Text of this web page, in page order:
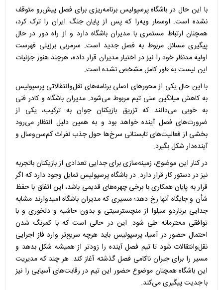
با این حال در باشگاه پرسپولیس برنامه‌ریزی برای فصل پیش‌رو متوقف
نشده است. اوسمار ویه‌را که پس از پایان جنگ ایران را ترک کرد،
همچنان ارتباط مستمری با مدیران باشگاه دارد و از راه دور در حال
پیگیری مسائل مربوط به فصل جدید است. سرمربی برزیلی فهرست
اولیه مدنظر خود را نیز در اختیار مدیران قرار داده، هرچند هنوز جزئیات
این لیست به طور کامل مشخص نشده است.
با این حال یکی از محور‌های اصلی برنامه‌های نقل‌وانتقالاتی پرسپولیس
به کاهش میانگین سنی تیم مربوط می‌شود. مدیران باشگاه و کادر فنی
به خوبی می‌دانند که تزریق بازیکنان جوان به ترکیب، یکی از
ضرورت‌های فصل آینده خواهد بود و به همین دلیل انتظار می‌رود
بخشی از فعالیت‌های تابستانی سرخ‌ها حول جذب نفرات کم‌سن‌وسال و
آینده‌دار شکل بگیرد.
در کنار این موضوع، زمینه‌سازی برای جدایی تعدادی از بازیکنان باتجربه
نیز در دستور کار قرار دارد. در باشگاه پرسپولیس تمایل وجود دارد که اگر
قرار به پایان همکاری با برخی چهره‌های قدیمی باشد، این اتفاق با حفظ
شأن و جایگاه آنها رخ دهد؛ مسیری که مدیران باشگاه امیدوارند مشابه
جدایی برناردو سیلوا از منچسترسیتی و بدون حاشیه و دلخوری و با
توافقی محترمانه طی شود. این در حالی است که با کمرنگ شدن
احتمال حضور در آسیا، پرسپولیس باید هرچه سریع‌تر وارد فاز اجرایی
نقل‌وانتقالات شود تا تیم فصل آینده را زودتر از همیشه شکل بدهد و
مسیر را برای جبران ناکامی فصل گذشته آغاز کند. هر چند که مدیریت
این باشگاه همچنان موضوع حضور این تیم در رقابت‌های آسیایی را نیز
با جدیت پیگیری می‌کند.